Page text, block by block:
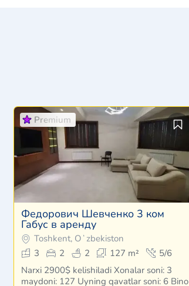
Premium
Федорович Шевченко 3 ком
Габус в аренду
Toshkent, Oʻzbekiston
3
2 2 127 m²
5/6
Narxi 2900$ kelishiladi Xonalar soni: 3
maydoni: 127 Uyning qavatlar soni: 6 Bino